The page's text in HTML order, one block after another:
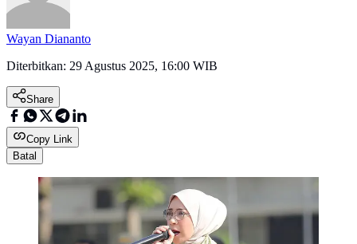
Wayan Diananto
Diterbitkan: 29 Agustus 2025, 16:00 WIB
Share
Copy Link
Batal